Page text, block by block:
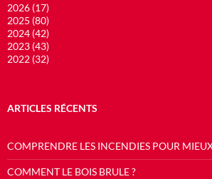
2026 (17)
2025 (80)
2024 (42)
2023 (43)
2022 (32)
ARTICLES RÉCENTS
COMPRENDRE LES INCENDIES POUR
COMMENT LE BOIS BRULE ?